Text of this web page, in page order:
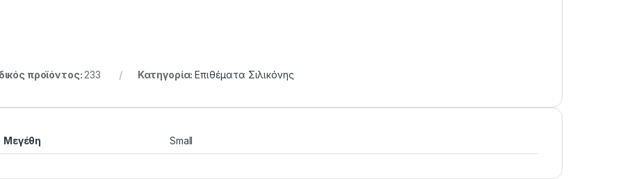
προϊόντος: 233 Κατηγορία:Επιθέματα Σιλικόνης
Μεγέθη Small